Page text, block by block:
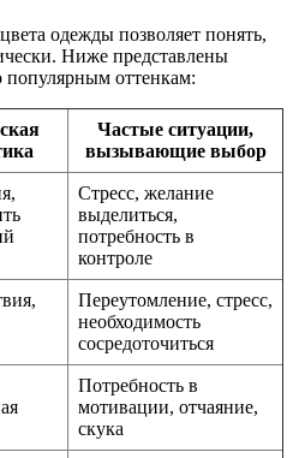
одежды позволяет понять,
Ниже представлены
оттенкам:
Частые ситуации,
вызывающие выбор
Стресс, желание
выделиться,
потребность в
контроле
Переутомление, стресс,
необходимость
сосредоточиться
Потребность в
мотивации, отчаяние,
скука